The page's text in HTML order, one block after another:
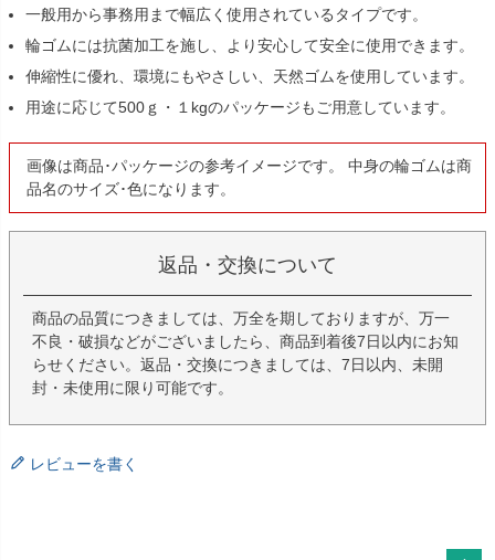
一般用から事務用まで幅広く使用されているタイプです。
輪ゴムには抗菌加工を施し、より安心して安全に使用できます。
伸縮性に優れ、環境にもやさしい、天然ゴムを使用しています。
用途に応じて500ｇ・１kgのパッケージもご用意しています。
画像は商品･パッケージの参考イメージです。 中身の輪ゴムは商
品名のサイズ･色になります。
返品・交換について
商品の品質につきましては、万全を期しておりますが、万一
不良・破損などがございましたら、商品到着後7日以内にお知
らせください。返品・交換につきましては、7日以内、未開
封・未使用に限り可能です。
レビューを書く